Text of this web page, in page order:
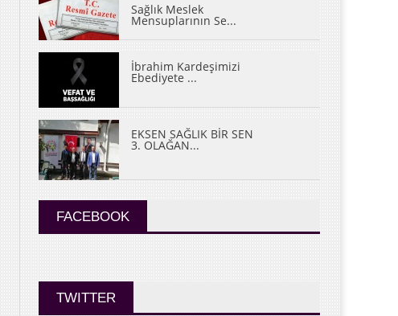
Sağlık Meslek
Mensuplarının Se...
İbrahim Kardeşimizi
Ebediyete ...
EKSEN SAĞLIK BİR SEN
3. OLAĞAN...
FACEBOOK
TWITTER